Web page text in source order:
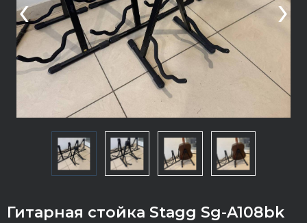
‹ ›
Гитарная стойка Stagg Sg-A108bk